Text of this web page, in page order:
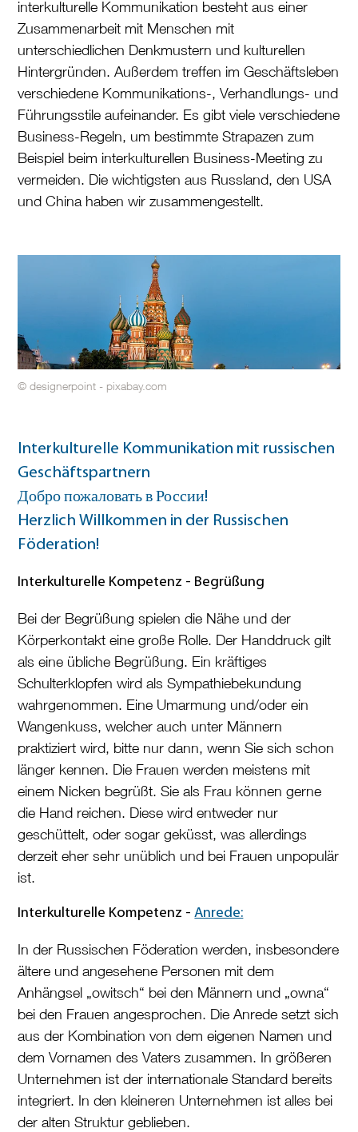
interkulturelle Kommunikation besteht aus einer
Zusammenarbeit mit Menschen mit
unterschiedlichen Denkmustern und kulturellen
Hintergründen. Außerdem treffen im Geschäftsleben
verschiedene Kommunikations-, Verhandlungs- und
Führungsstile aufeinander. Es gibt viele verschiedene
Business-Regeln, um bestimmte Strapazen zum
Beispiel beim interkulturellen Business-Meeting zu
vermeiden. Die wichtigsten aus Russland, den USA
und China haben wir zusammengestellt.
© designerpoint - pixabay.com
Interkulturelle Kommunikation mit russischen
Geschäftspartnern
Добро пожаловать в России!
Herzlich Willkommen in der Russischen
Föderation!
Interkulturelle Kompetenz - Begrüßung
Bei der Begrüßung spielen die Nähe und der
Körperkontakt eine große Rolle. Der Handdruck gilt
als eine übliche Begrüßung. Ein kräftiges
Schulterklopfen wird als Sympathiebekundung
wahrgenommen. Eine Umarmung und/oder ein
Wangenkuss, welcher auch unter Männern
praktiziert wird, bitte nur dann, wenn Sie sich schon
länger kennen. Die Frauen werden meistens mit
einem Nicken begrüßt. Sie als Frau können gerne
die Hand reichen. Diese wird entweder nur
geschüttelt, oder sogar geküsst, was allerdings
derzeit eher sehr unüblich und bei Frauen unpopulär
ist.
Interkulturelle Kompetenz -Anrede:
In der Russischen Föderation werden, insbesondere
ältere und angesehene Personen mit dem
Anhängsel „owitsch“ bei den Männern und „owna“
bei den Frauen angesprochen. Die Anrede setzt sich
aus der Kombination von dem eigenen Namen und
dem Vornamen des Vaters zusammen. In größeren
Unternehmen ist der internationale Standard bereits
integriert. In den kleineren Unternehmen ist alles bei
der alten Struktur geblieben.